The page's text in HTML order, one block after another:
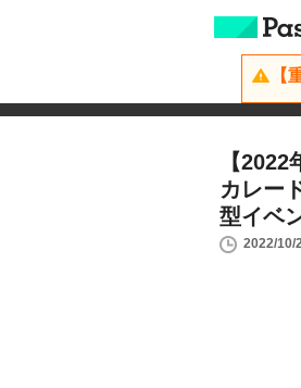
【
【
カレー
型イベ
2022/10/